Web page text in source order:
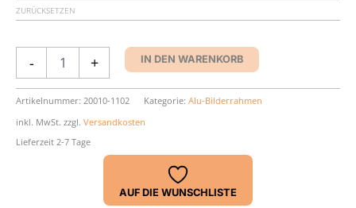
ZURÜCKSETZEN
-
Rahmen
Nielsen
Classic
Menge
+ IN DEN WARENKORB
Artikelnummer: 20010-1102 Kategorie: Alu-Bilderrahmen
inkl. MwSt. zzgl. Versandkosten
Lieferzeit 2-7 Tage
AUF DIE WUNSCHLISTE